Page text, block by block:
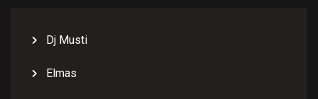
Dj Musti
Elmas